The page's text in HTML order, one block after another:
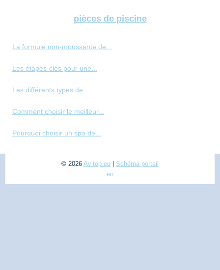
pièces de piscine
La formule non-moussante de...
Les étapes-clés pour une...
Les différents types de...
Comment choisir le meilleur...
Pourquoi choisir un spa de...
© 2026 Avitop.eu
Schéma portail
en